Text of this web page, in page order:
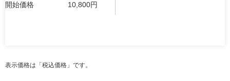
開始価格 10,800円
表示価格は「税込価格」です。